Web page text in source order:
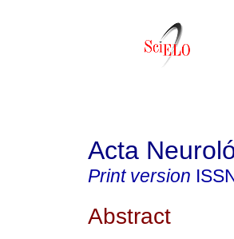
Acta
Print version
Abstract